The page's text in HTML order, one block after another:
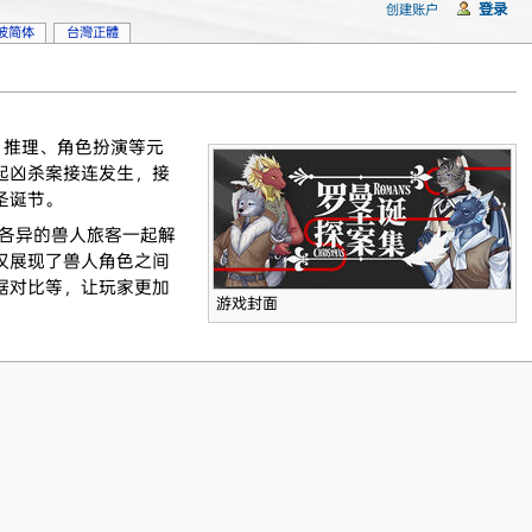
游戏封面
理、角色扮演等元
凶杀案接连发生，接
节。
异的兽人旅客一起解
展现了兽人角色之间
对比等，让玩家更加
简体 台灣正體
创建账户 登录